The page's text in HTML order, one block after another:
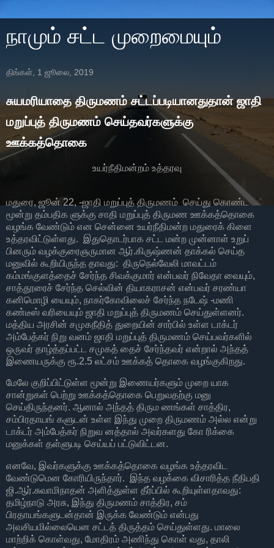
நாமும் சட்ட முறைமையும்
திங்கள், 1 ஜூலை, 2019
சுயமரியாதை திருமணம் சட்டப்படியானதுதான் ஜாதி
மறுப்புத் திருமணம் செய்தவர்களுக்கு
ஊக்கத்தொகை
உயர்நீதிமன்றம் உத்தரவு
மதுரை, ஜூன் 22, -ஜாதி மறுப்புத் திருமணம் செய்து கொண்ட
மூன்று தம்பதிக ளுக்கு சாதி மறுப்புத் திருமண ஊக்கத்தொகை
வழங்க வேண்டும் என சென்னை உயர்நீதிமன்ற மதுரைக் கிளை
உத்தரவிட்டுள்ளது. இதுதொடர்பாக சட்ட மன்ற முன்னாள் உறுப்
பினரும் வழக்குரைஞருமான ஆர்.கிருஷ்ணன் தாக்கல் செய்த
மனுவில் கூறியிருந்த தாவது: திருநெல்வேலி மாவட்டம்
கம்மங்குளத்தைச் சேர்ந்த சிவக்குமார் என்பவர் நிவேதா வையும்,
சாத்தூரைச் சேர்ந்த செல்வின் தியாகராசன் என்பவர் சரண்யா
கனிமொழி யையும், நாகர்கோவிலைச் சேர்ந்த நடேஷ் -மணி
கண்டீஸ் வரியையும் ஜாதி மறுப்புத் திருமணம் செய்துள்ளனர்.
மத்திய அரசின் சமுகநீதித் துறையின் சார்பில் உள்ள டாக்டர்
அம்பேத்கர் நிறு வனம் ஜாதி மறுப்புத் திருமணம் செய்பவர்களில்
ஒருவர் தாழ்த்தப்பட்ட சமுகத் தைச் சேர்ந்தவர் என்றால் அந்தத்
இணையருக்கு ரூ.2.5 லட்சம் ஊக்கத் தொகை வழங்குகிறது.
மேலே குறிப்பிட்டுள்ள மூன்று இணையர்களும் முறை யாக
சான்றுகள் பெற்று ஊக்கத்தொகை பெறுவதற்கு மனு
செய்திருந்தனர். ஆனால் அந்தத் திரும ணங்கள் சாத்திர,
சம்பிரதாயங் களுடன் உள்ள இந்து முறை திருமணம் அல்ல என்று
டாக்டர் அம்பேத்கர் நிறுவ னத்தால் அவர்களது கோ ரிக்கை
மனுக்கள் தள்ளுபடி செய்யப் பட்டுவிட்டன.
எனவே, இவர்களுக்கு ஊக்கத்தொகை வழங்க உத்தரவிட
வேண்டுமென கோரியிருந்தார். இந்த வழக்கை விசாரித்த நீதிபதி
ஜி.ஆர்.சுவாமிநாதன் அளித்துள்ள தீர்ப்பில் கூறியுள்ளதாவது:
தமிழ்நாடு அரசு, இந்து திருமணம் சாத்திர, சம்
பிரதாயங்களுடன்தான் இருக்க வேண்டும் என்பது
அவசியமில்லையென சட்டத் திருத்தம் செய்துள்ளது. மாலை
மாற்றிக் கொள்வது, மோதிரம் அணிந்து கொள் வது, தாலி